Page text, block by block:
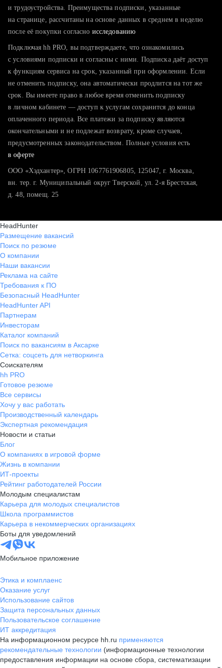
тратите много времени на поиск и вручную поднимаете
хотите сравнить себя с конкурентами и оценить шансы
и трудоустройства. Преимущества подписки, указанные
на странице, рассчитаны на основе данных в среднем в неделю
после её покупки согласно исследованию
Подключая hh PRO, вы подтверждаете, что ознакомились
с условиями подписки и согласны с ними. Подписка даёт доступ
к функциям сервиса на срок, указанный при оформлении. Если
не отменить подписку, она автоматически продлится на тот же
срок. Вы имеете право в любое время отменить подписку
в личном кабинете — доступ к услугам сохранится до конца
оплаченного периода. Все платежи за подписку являются
окончательными и не подлежат возврату, кроме случаев,
предусмотренных законодательством. Полные условия есть
в оферте
ООО «Хэдхантер», ОГРН 1067761906805, 125047, г. Москва,
вн. тер. г. Муниципальный округ Тверской, ул. 2-я Брестская,
д. 48, помещ. 25
HeadHunter
Размещение вакансий
Поиск по резюме
О компании
Наши вакансии
Реклама на сайте
Требования к ПО
Безопасный HeadHunter
HeadHunter API
Партнерам
Инвесторам
Каталог компаний
Поиск по вакансиям в Аксарке
Сетка: соцсеть для нетворкинга
Соискателям
hh PRO
Готовое резюме
Все сервисы
Хочу у вас работать
Производственный календарь
Экспертная рекомендация
Новости и статьи
Блог
О компаниях в игровой форме
Жизнь в компании
ИТ-проекты
Рейтинг работодателей России
Молодым специалистам
Карьера для молодых специалистов
Школа программистов
Карьера в некоммерческих организациях
Боты для уведомлений
Мобильное приложение
Этика и комплаенс
Оказание услуг
Использование сайтов
Защита персональных данных
Пользовательское соглашение
ИТ аккредитация
На информационном ресурсе hh.ru применяются
рекомендательные технологии (информационные технологии
предоставления информации на основе сбора, систематизации